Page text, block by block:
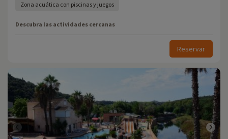
Zona acuática con piscinas y juegos
Descubra las actividades cercanas
Reservar